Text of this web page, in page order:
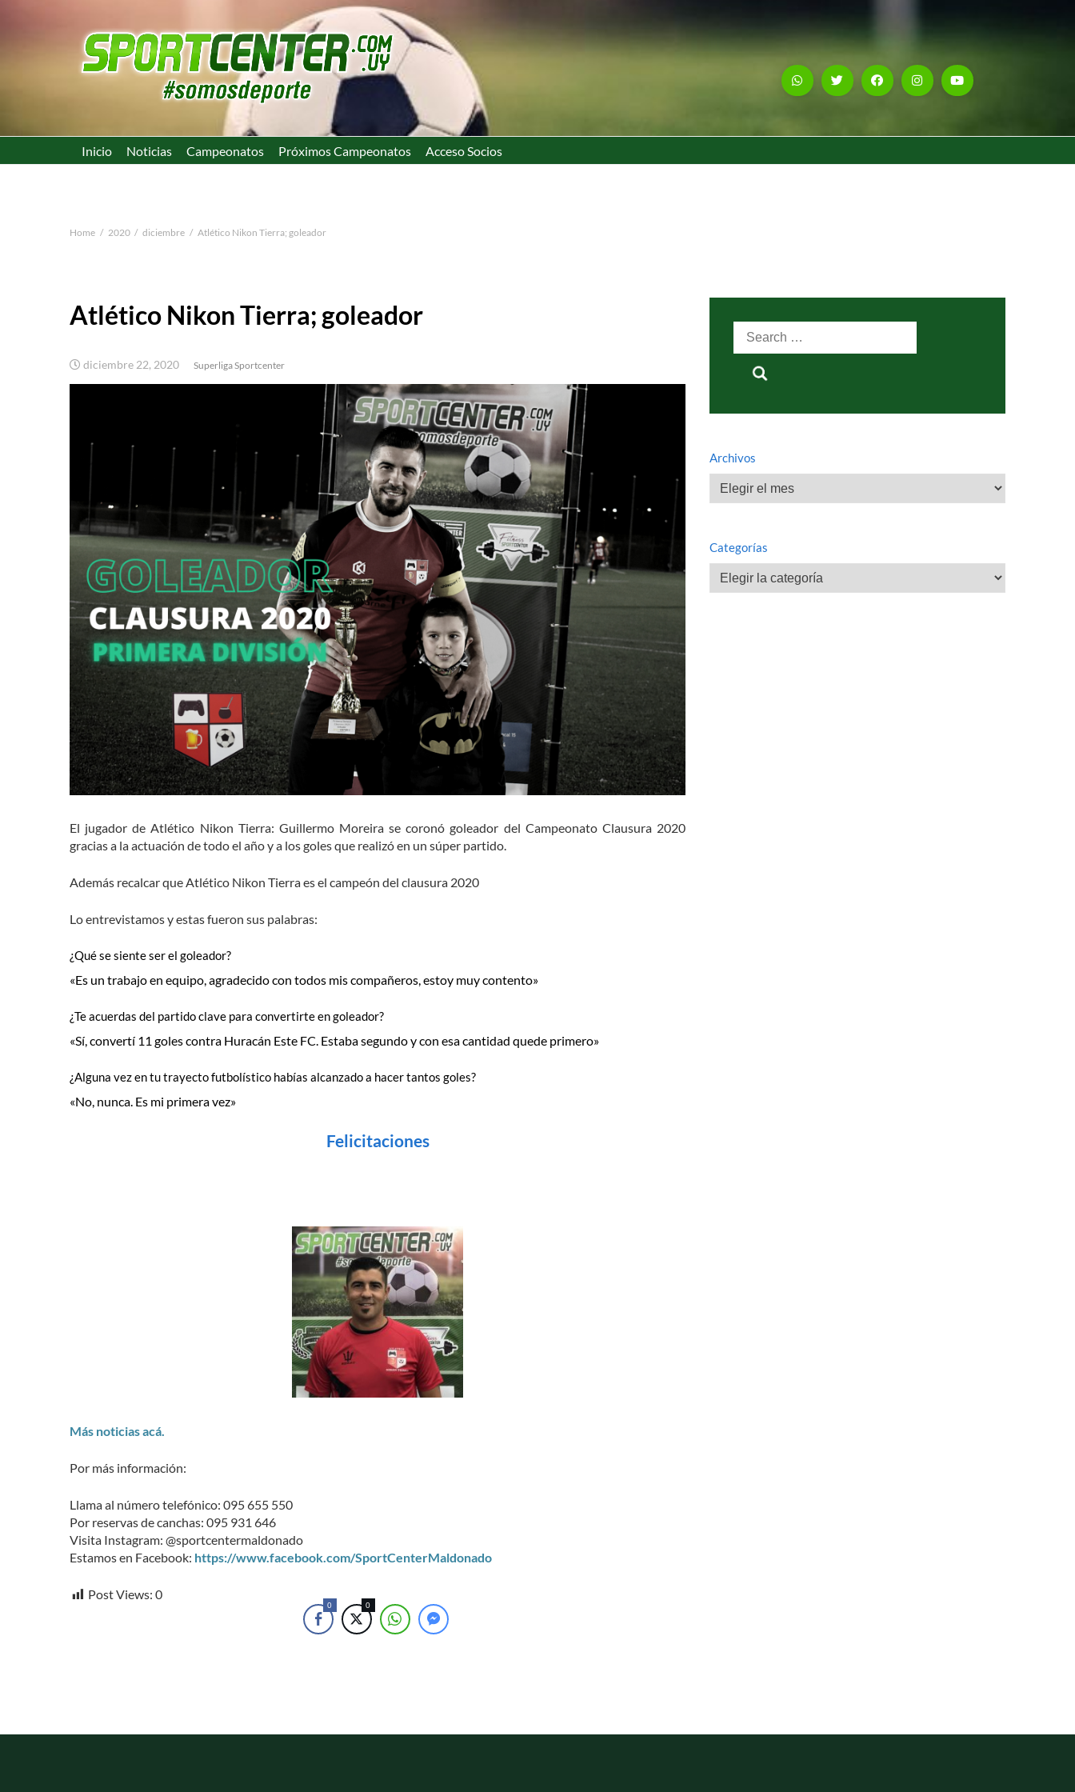
Inicio Noticias Campeonatos Próximos Campeonatos Acceso Socios
Home 2020 diciembre Atlético Nikon Tierra; goleador
Atlético Nikon Tierra; goleador
diciembre 22, 2020 Superliga Sportcenter
El jugador de Atlético Nikon Tierra: Guillermo Moreira se coronó goleador del Campeonato Clausura 2020
gracias a la actuación de todo el año y a los goles que realizó en un súper partido.
Además recalcar que Atlético Nikon Tierra es el campeón del clausura 2020
Lo entrevistamos y estas fueron sus palabras:
¿Qué se siente ser el goleador?
«Es un trabajo en equipo, agradecido con todos mis compañeros, estoy muy contento»
¿Te acuerdas del partido clave para convertirte en goleador?
«Sí, convertí 11 goles contra Huracán Este FC. Estaba segundo y con esa cantidad quede primero»
¿Alguna vez en tu trayecto futbolístico habías alcanzado a hacer tantos goles?
«No, nunca. Es mi primera vez»
Felicitaciones
Más noticias acá.
Por más información:
Llama al número telefónico: 095 655 550
Por reservas de canchas: 095 931 646
Visita Instagram: @sportcentermaldonado
Estamos en Facebook: https://www.facebook.com/SportCenterMaldonado
Post Views: 0
0 0
Search
for:
Archivos
Archivos
Categorías
Categorías